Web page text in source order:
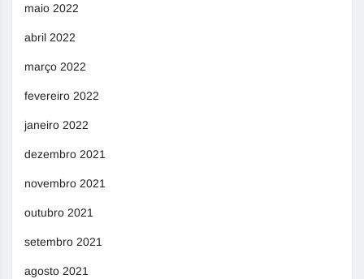
maio 2022
abril 2022
março 2022
fevereiro 2022
janeiro 2022
dezembro 2021
novembro 2021
outubro 2021
setembro 2021
agosto 2021